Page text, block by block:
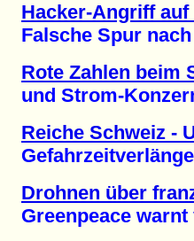
Hacker-Angriff
Falsche Spur nach
Rote Zahlen beim
und Strom-
Reiche Schweiz -
Drohnen über
Greenpeace warnt